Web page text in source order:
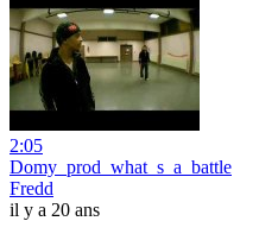
2:05
Domy_prod_what_s_a_battle
Fredd
il y a 20 ans